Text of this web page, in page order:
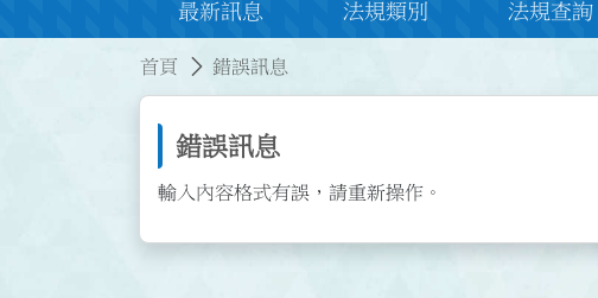
最新訊息 法規類別 法規查詢
首頁 錯誤訊息
錯誤訊息
輸入內容格式有誤，請重新操作。